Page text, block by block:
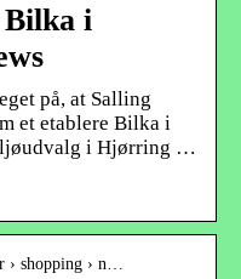
i
på, at Salling
et etablere Bilka i
i Hjørring …
› shopping › n…